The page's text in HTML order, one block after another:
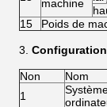
machine
15
Poids de
3. Configuration
Non Nom
1